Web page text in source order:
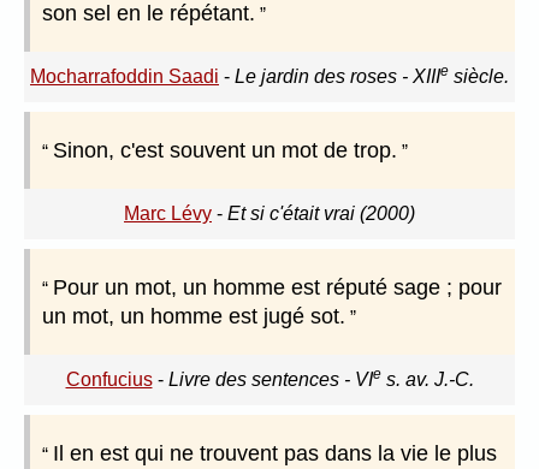
son sel en le répétant.
Mocharrafoddin Saadi - Le jardin des roses - XIIIe siècle.
Sinon, c'est souvent un mot de trop.
Marc Lévy - Et si c'était vrai (2000)
Pour un mot, un homme est réputé sage ; pour
un mot, un homme est jugé sot.
Confucius- Livre des sentences - VIes. av. J.-C.
Il en est qui ne trouvent pas dans la vie le plus